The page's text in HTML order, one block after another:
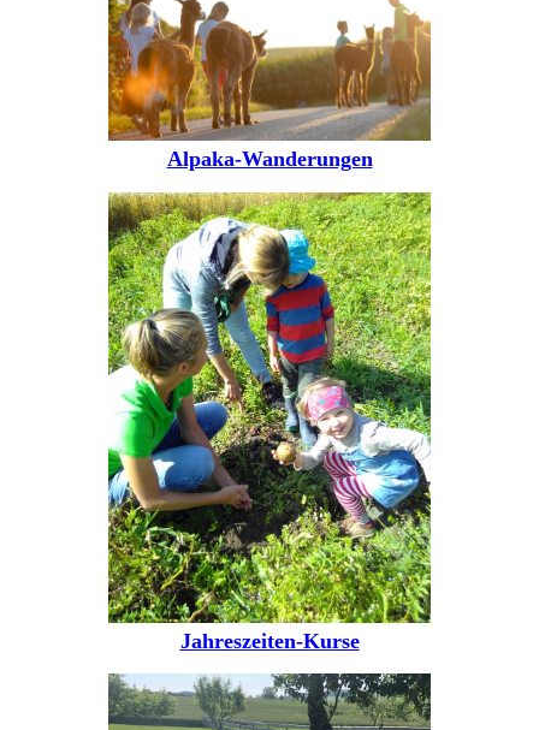
Alpaka-Wanderungen
Jahreszeiten-Kurse